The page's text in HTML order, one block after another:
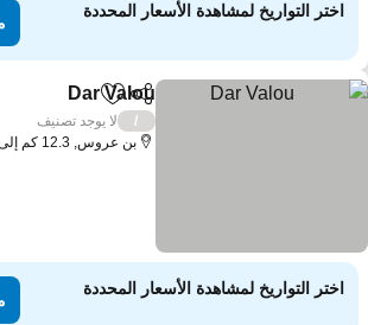
اختر التواريخ لمشاهدة الأسعار المحددة
مشاركةAdd to favorites
Dar Valou
لا يوجد تصنيف
بن عروس, 12.3 كم إلى تونس
اختر التواريخ لمشاهدة الأسعار المحددة